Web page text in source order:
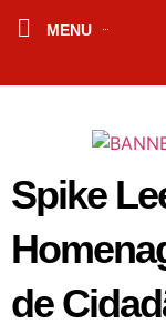
MENU
Spike
de